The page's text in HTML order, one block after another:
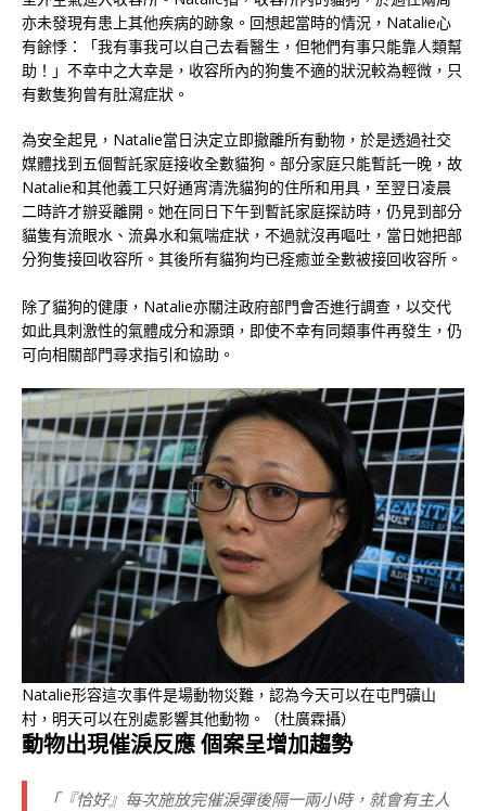
亦未發現有患上其他疾病的跡象。回想起當時的情況，Natalie心
有餘悸：「我有事我可以自己去看醫生，但牠們有事只能靠人類幫
助！」不幸中之大幸是，收容所內的狗隻不適的狀況較為輕微，只
有數隻狗曾有肚瀉症狀。
為安全起見，Natalie當日決定立即撤離所有動物，於是透過社交
媒體找到五個暫託家庭接收全數貓狗。部分家庭只能暫託一晚，故
Natalie和其他義工只好通宵清洗貓狗的住所和用具，至翌日凌晨
二時許才辦妥離開。她在同日下午到暫託家庭探訪時，仍見到部分
貓隻有流眼水、流鼻水和氣喘症狀，不過就沒再嘔吐，當日她把部
分狗隻接回收容所。其後所有貓狗均已痊癒並全數被接回收容所。
除了貓狗的健康，Natalie亦關注政府部門會否進行調查，以交代
如此具刺激性的氣體成分和源頭，即使不幸有同類事件再發生，仍
可向相關部門尋求指引和協助。
Natalie形容這次事件是場動物災難，認為今天可以在屯門礦山
村，明天可以在別處影響其他動物。（杜廣霖攝）
動物出現催淚反應 個案呈增加趨勢
「『恰好』每次施放完催淚彈後隔一兩小時，就會有主人